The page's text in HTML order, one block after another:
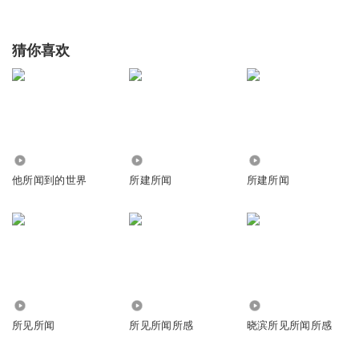
总感觉闻香师有点不谙世事的萌感
猜你喜欢
他所闻到的世界 所建所闻 所建所闻
所见所闻 所见所闻所感 晓滨所见所闻所感